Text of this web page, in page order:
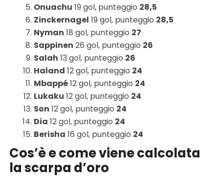
Onuachu 19 gol, punteggio 28,5
Zinckernagel 19 gol, punteggio 28,5
Nyman 18 gol, punteggio 27
Sappinen 26 gol, punteggio 26
Salah 13 gol, punteggio 26
Haland 12 gol, punteggio 24
Mbappé12 gol, punteggio 24
Lukaku 12 gol, punteggio 24
Son 12 gol, punteggio 24
Dia 12 gol, punteggio 24
Berisha 16 gol, punteggio 24
Cos’è e come viene calcolata
la scarpa d’oro